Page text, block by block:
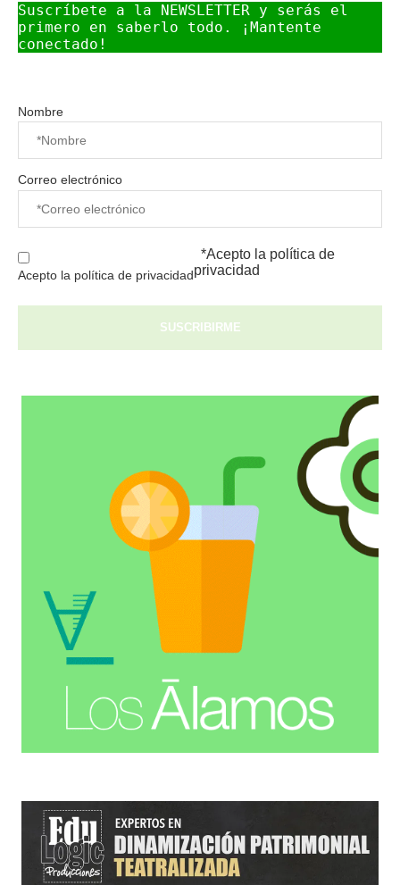
Suscríbete a la NEWSLETTER y serás el
primero en saberlo todo. ¡Mantente
conectado!
Nombre
Correo electrónico
Acepto la política de privacidad
*Acepto la política de
privacidad